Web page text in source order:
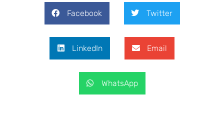
Facebook Twitter
LinkedIn Email
WhatsApp